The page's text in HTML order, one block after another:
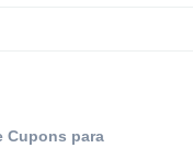
Cupons para